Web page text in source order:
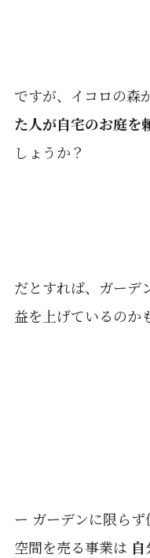
ですが、イコロの森
た人が自宅のお庭を
しょうか？
だとすれば、ガーデ
益を上げているのか
ー ガーデンに限ら
空間を売る事業は